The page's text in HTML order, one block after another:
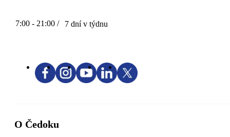
7:00 - 21:00 / 7 dní v týdnu
O Čedoku